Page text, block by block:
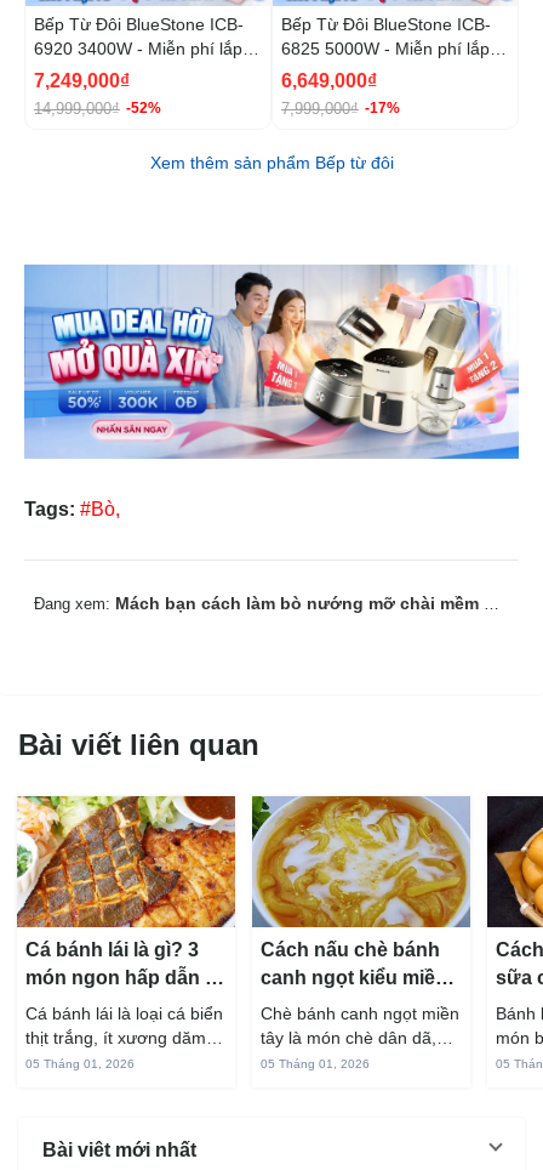
Bếp Từ Đôi BlueStone ICB-
6920 3400W - Miễn phí lắp
đặt, cắt đá
7,249,000₫
14,999,000₫ -52%
Bếp Từ Đôi BlueStone ICB-
6825 5000W - Miễn phí lắp
đặt, cắt đá
6,649,000₫
7,999,000₫ -17%
Xem thêm sản phẩm Bếp từ đôi
Tags: #Bò,
Đang xem: Mách bạn cách làm bò nướng mỡ chài mềm ngậy, ngon khó cưỡng
Bài viết liên quan
Cá bánh lái là gì? 3
món ngon hấp dẫn từ
cá bánh lái
Cá bánh lái là loại cá biển
thịt trắng, ít xương dăm,
vị ngọt và rất dễ ăn khi
thể...
05 Tháng 01, 2026
Cách nấu chè bánh
canh ngọt kiểu miền
Tây ngon chuẩn vị
Chè bánh canh ngọt miền
tây là món chè dân dã,
gắn liền với đời sống sinh
05 Tháng 01, 2026
sữa
hấp
Bánh
món
05
Bài viêt mới nhất